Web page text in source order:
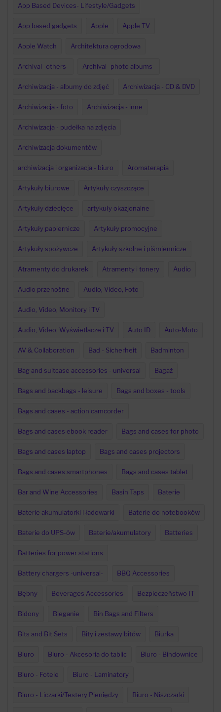
App Based Devices- Lifestyle/Gadgets
App based gadgets Apple Apple TV
Apple Watch Architektura ogrodowa
Archival -others- Archival -photo albums-
Archiwizacja - albumy do zdjęć Archiwizacja - CD & DVD
Archiwizacja - foto Archiwizacja - inne
Archiwizacja - pudełka na zdjęcia
Archiwizacja dokumentów
archiwizacja i organizacja - biuro Aromaterapia
Artykuły biurowe Artykuły czyszczące
Artykuły dziecięce artykuły okazjonalne
Artykuły papiernicze Artykuły promocyjne
Artykuły spożywcze Artykuły szkolne i piśmiennicze
Atramenty do drukarek Atramenty i tonery Audio
Audio przenośne Audio, Video, Foto
Audio, Video, Monitory i TV
Audio, Video, Wyświetlacze i TV Auto ID Auto-Moto
AV & Collaboration Bad - Sicherheit Badminton
Bag and suitcase accessories - universal Bagaż
Bags and backbags - leisure Bags and boxes - tools
Bags and cases - action camcorder
Bags and cases ebook reader Bags and cases for photo
Bags and cases laptop Bags and cases projectors
Bags and cases smartphones Bags and cases tablet
Bar and Wine Accessories Basin Taps Baterie
Baterie akumulatorki i ładowarki Baterie do notebooków
Baterie do UPS-ów Baterie/akumulatory Batteries
Batteries for power stations
Battery chargers -universal- BBQ Accessories
Bębny Beverages Accessories Bezpieczeństwo IT
Bidony Bieganie Bin Bags and Filters
Bits and Bit Sets Bity i zestawy bitów Biurka
Biuro Biuro - Akcesoria do tablic Biuro - Bindownice
Biuro - Fotele Biuro - Laminatory
Biuro - Liczarki/Testery Pieniędzy Biuro - Niszczarki